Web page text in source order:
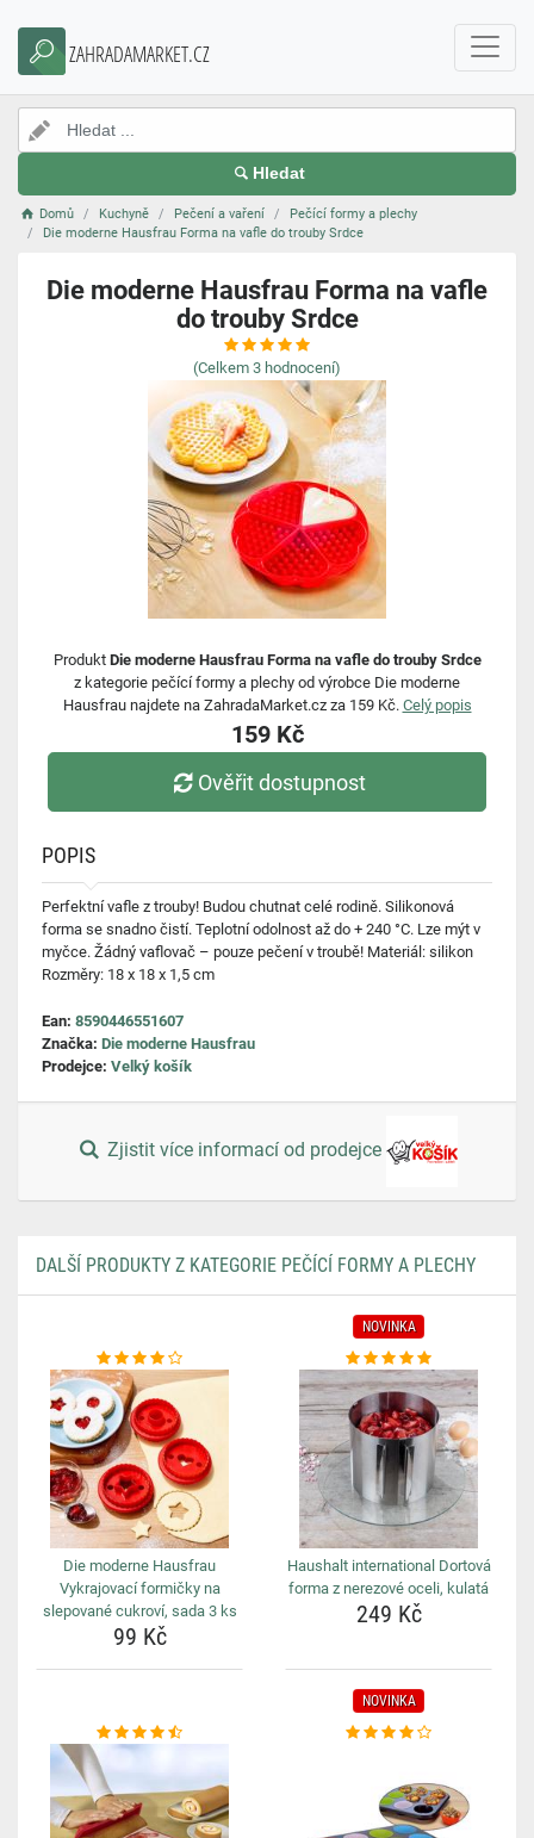
ZAHRADAMARKET.CZ
Hledat
Domů Kuchyně Pečení a vaření
Pečící formy a plechy
Die moderne Hausfrau Forma na vafle do trouby Srdce
Die moderne Hausfrau Forma na vafle
do trouby Srdce
(Celkem 3 hodnocení)
Produkt Die moderne Hausfrau Forma na vafle do trouby Srdce
z kategorie pečící formy a plechy od výrobce Die moderne
Hausfrau najdete na ZahradaMarket.cz za 159 Kč. Celý popis
159 Kč
Ověřit dostupnost
POPIS
Perfektní vafle z trouby! Budou chutnat celé rodině. Silikonová
forma se snadno čistí. Teplotní odolnost až do + 240 °C. Lze mýt v
myčce. Žádný vaflovač – pouze pečení v troubě! Materiál: silikon
Rozměry: 18 x 18 x 1,5 cm
Ean: 8590446551607
Značka: Die moderne Hausfrau
Prodejce: Velký košík
Zjistit více informací od prodejce
DALŠÍ PRODUKTY Z KATEGORIE PEČÍCÍ FORMY A PLECHY
Die moderne Hausfrau
Vykrajovací formičky na
slepované cukroví, sada 3 ks
99 Kč
NOVINKA
Haushalt international Dortová
forma z nerezové oceli, kulatá
249 Kč
NOVINKA